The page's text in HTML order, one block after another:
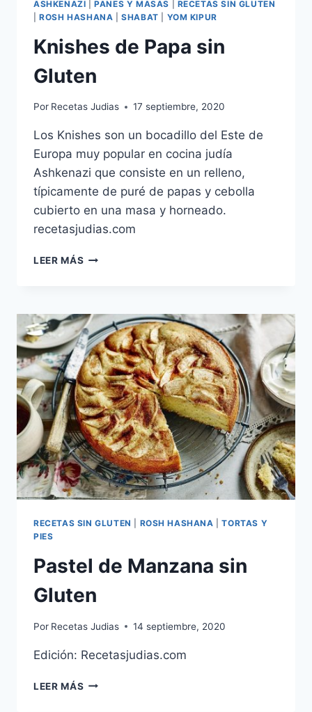
ASHKENAZI |PANES Y MASAS
RECETAS SIN GLUTEN
|ROSH HASHANA |SHABAT YOM KIPUR
Knishes de Papa sin
Gluten
Por Recetas Judias 17 septiembre, 2020
Los Knishes son un bocadillo del Este de
Europa muy popular en cocina judía
Ashkenazi que consiste en un relleno,
típicamente de puré de papas y cebolla
cubierto en una masa y horneado.
recetasjudias.com
LEER MÁS KNISHES
GLUTEN
RECETAS SIN GLUTEN ROSH HASHANA |TORTAS Y
PIES
Pastel de Manzana sin
Gluten
Por Recetas Judias 14 septiembre, 2020
Edición: Recetasjudias.com
LEER MÁS PASTEL